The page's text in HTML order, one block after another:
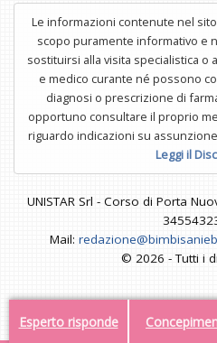
Esperto risponde
Le informazioni contenute nel
scopo puramente informativo e
sostituirsi alla visita specialistica
e medico curante né possono
diagnosi o prescrizione di
opportuno consultare il proprio
riguardo indicazioni su
Leggi il
UNISTAR Srl - Corso di Porta
Mail:
© 2026 - Tutti i